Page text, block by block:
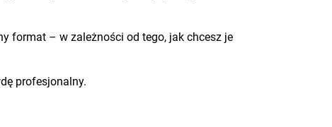
format – w zależności od tego, jak chcesz je
profesjonalny.